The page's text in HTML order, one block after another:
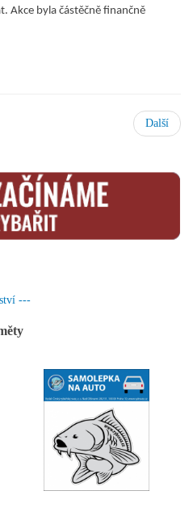
Akce byla částěčně finančně
Další
---